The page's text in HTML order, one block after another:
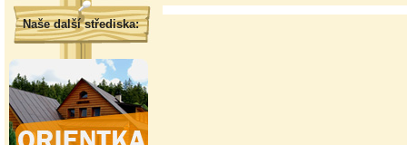
Naše další střediska: